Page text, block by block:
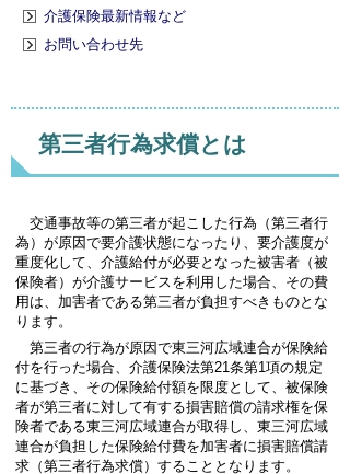
介護保険最新情報など
お問い合わせ先
第三者行為求償とは
交通事故等の第三者が起こした行為（第三者行
為）が原因で要介護状態になったり、要介護度が
重度化して、介護給付が必要となった被害者（被
保険者）が介護サービスを利用した場合、その費
用は、加害者である第三者が負担すべきものとな
ります。
第三者の行為が原因で東三河広域連合が保険給
付を行った場合、介護保険法第21条第1項の規定
に基づき、その保険給付額を限度として、被保険
者が第三者に対して有する損害賠償の請求権を保
険者である東三河広域連合が取得し、東三河広域
連合が負担した保険給付費を加害者に損害賠償請
求（第三者行為求償）することとなります。